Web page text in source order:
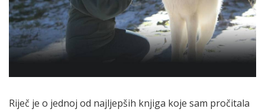
Riječ je o jednoj od najljepših knjiga koje sam pročitala